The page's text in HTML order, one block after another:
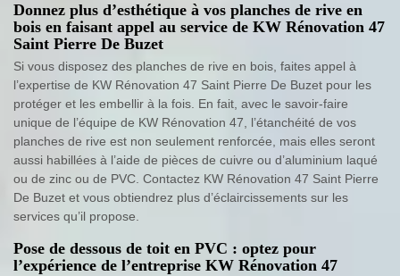
Donnez plus d’esthétique à vos planches de rive en
bois en faisant appel au service de KW Rénovation 47
Saint Pierre De Buzet
Si vous disposez des planches de rive en bois, faites appel à
l’expertise de KW Rénovation 47 Saint Pierre De Buzet pour les
protéger et les embellir à la fois. En fait, avec le savoir-faire
unique de l’équipe de KW Rénovation 47, l’étanchéité de vos
planches de rive est non seulement renforcée, mais elles seront
aussi habillées à l’aide de pièces de cuivre ou d’aluminium laqué
ou de zinc ou de PVC. Contactez KW Rénovation 47 Saint Pierre
De Buzet et vous obtiendrez plus d’éclaircissements sur les
services qu’il propose.
Pose de dessous de toit en PVC : optez pour
l’expérience de l’entreprise KW Rénovation 47